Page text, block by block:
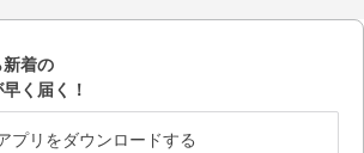
新着の
く届く！
プリをダウンロードする